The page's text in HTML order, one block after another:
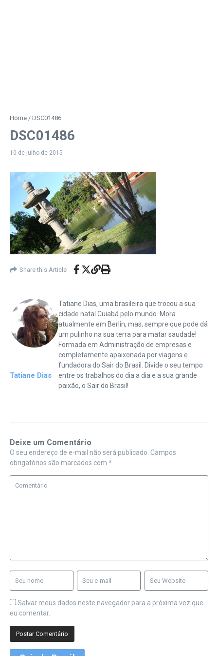
Home / DSC01486
DSC01486
10 de julho de 2015
Share this Article
Tatiane Dias
Tatiane Dias, uma brasileira que trocou a sua
cidade natal Cuiabá pelo mundo. Mora
atualmente em Berlin, mas, sempre que pode dá
um pulinho na sua terra para matar saudade!
Formada em Administração de empresas e
completamente apaixonada por viagens e
fundadora do Sair do Brasil. Divide o seu tempo
entre os trabalhos do dia a dia e a sua grande
paixão, o Sair do Brasil!
Deixe um Comentário
O seu endereço de e-mail não será publicado. Campos
obrigatórios são marcados com *
Salvar meus dados neste navegador para a próxima vez que
eu comentar.